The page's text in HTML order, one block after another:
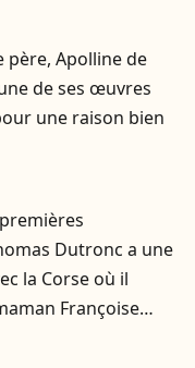
père, Apolline de
de ses œuvres
une raison bien
Dutronc a une
la Corse où il
Françoise